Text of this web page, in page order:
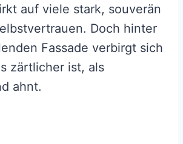
auf viele stark, souverän
Doch hinter
Fassade verbirgt sich
zärtlicher ist, als
ahnt.